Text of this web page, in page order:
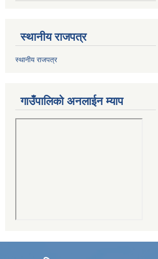
स्थानीय राजपत्र
स्थानीय राजपत्र
गाउँपालिको अनलाईन म्याप